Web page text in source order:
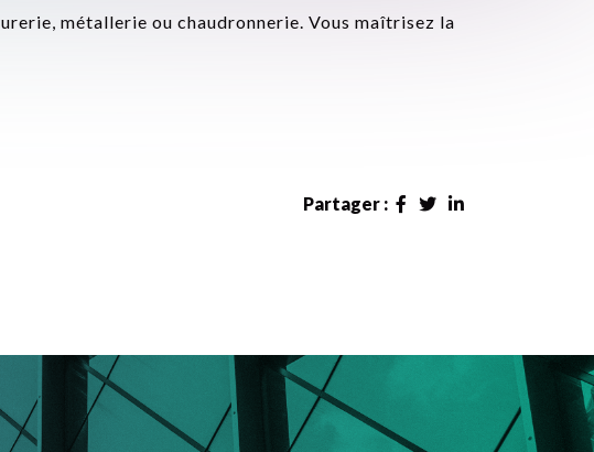
métallerie ou chaudronnerie. Vous maîtrisez la
Partager :